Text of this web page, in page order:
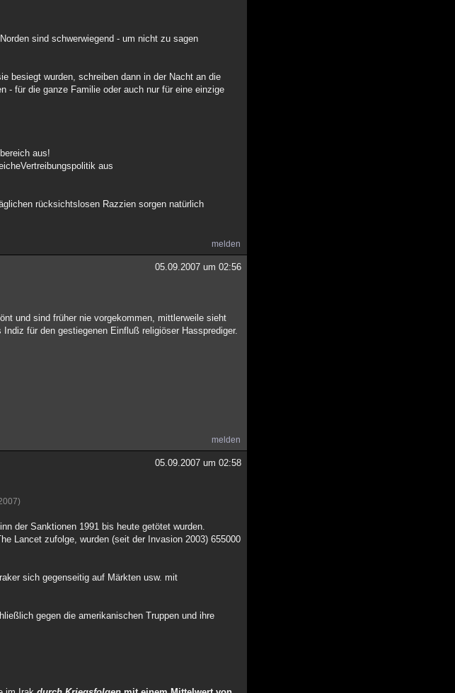
sind schwerwiegend - um nicht zu sagen
besiegt wurden, schreiben dann in der Nacht an die
- für die ganze Familie oder auch nur für eine einzige
aus!
aus
rücksichtslosen Razzien sorgen natürlich
melden
05.09.2007 um 02:56
und sind früher nie vorgekommen, mittlerweile sieht
für den gestiegenen Einfluß religiöser Hassprediger.
melden
05.09.2007 um 02:58
der Sanktionen 1991 bis heute getötet wurden.
Lancet zufolge, wurden (seit der Invasion 2003) 655000
sich gegenseitig auf Märkten usw. mit
gegen die amerikanischen Truppen und ihre